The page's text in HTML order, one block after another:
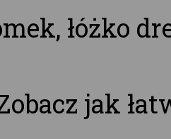
łóżko
jak